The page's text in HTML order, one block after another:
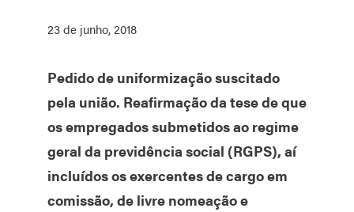
23 de junho, 2018
Pedido de uniformização suscitado
pela união. Reafirmação da tese de que
os empregados submetidos ao regime
geral da previdência social (RGPS), aí
incluídos os exercentes de cargo em
comissão, de livre nomeação e